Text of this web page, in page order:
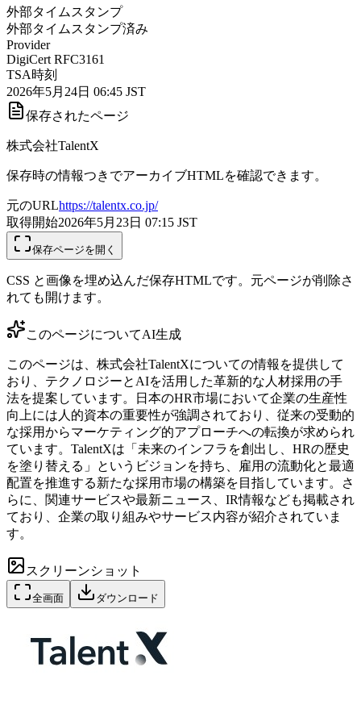
外部タイムスタンプ
外部タイムスタンプ済み
Provider
DigiCert RFC3161
TSA時刻
2026年5月24日 06:45 JST
保存されたページ
株式会社TalentX
保存時の情報つきでアーカイブHTMLを確認できます。
元のURLhttps://talentx.co.jp/
取得開始2026年5月23日 07:15 JST
保存ページを開く
CSS と画像を埋め込んだ保存HTMLです。元ページが削除さ
れても開けます。
このページについてAI生成
このページは、株式会社TalentXについての情報を提供して
おり、テクノロジーとAIを活用した革新的な人材採用の手
法を提案しています。日本のHR市場において企業の生産性
向上には人的資本の重要性が強調されており、従来の受動的
な採用からマーケティング的アプローチへの転換が求められ
ています。TalentXは「未来のインフラを創出し、HRの歴史
を塗り替える」というビジョンを持ち、雇用の流動化と最適
配置を推進する新たな採用市場の構築を目指しています。さ
らに、関連サービスや最新ニュース、IR情報なども掲載され
ており、企業の取り組みやサービス内容が紹介されていま
す。
スクリーンショット
全画面 ダウンロード